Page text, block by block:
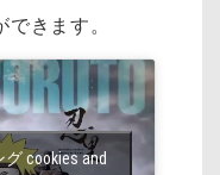
できます。
cookies and